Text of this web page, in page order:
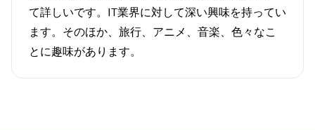
て詳しいです。IT業界に対して深い興味を持ってい
ます。そのほか、旅行、アニメ、音楽、色々なこ
とに趣味があります。